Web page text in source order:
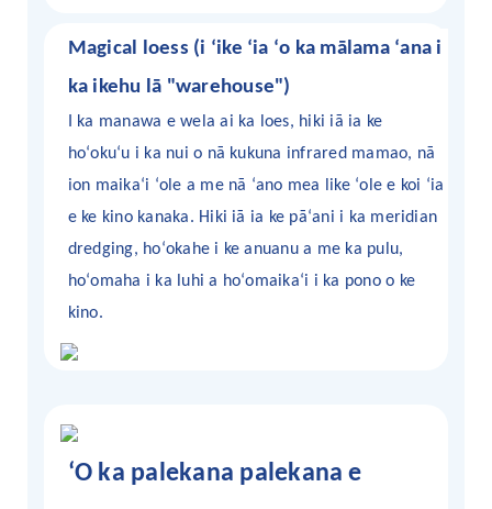
Magical loess (i ʻike ʻia ʻo ka mālama ʻana i
ka ikehu lā "warehouse")
I ka manawa e wela ai ka loes, hiki iā ia ke
hoʻokuʻu i ka nui o nā kukuna infrared mamao, nā
ion maikaʻi ʻole a me nā ʻano mea like ʻole e koi ʻia
e ke kino kanaka. Hiki iā ia ke pāʻani i ka meridian
dredging, hoʻokahe i ke anuanu a me ka pulu,
hoʻomaha i ka luhi a hoʻomaikaʻi i ka pono o ke
kino.
ʻO ka palekana palekana e